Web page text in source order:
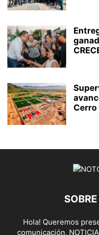
Cerro
Hola! Queremos
comunicación,